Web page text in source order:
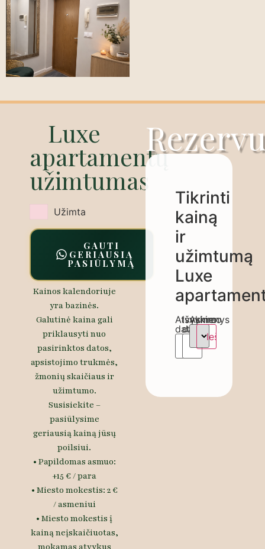
Luxe
apartamentų
užimtumas
Užimta
GAUTI
GERIAUSIĄ
PASIŪLYMĄ
Kainos kalendoriuje
yra bazinės.
Galutinė kaina gali
priklausyti nuo
pasirinktos datos,
apsistojimo trukmės,
žmonių skaičiaus ir
užimtumo.
Susisiekite –
pasiūlysime
geriausią kainą jūsų
poilsiui.
• Papildomas asmuo:
+15 € / para
• Miesto mokestis: 2 €
/ asmeniui
• Miesto mokestis į
kainą neįskaičiuotas,
Tikrinti
kainą
ir
užimtumą
Luxe
Atvykimo
data
Išvykimo
data
Asmenys